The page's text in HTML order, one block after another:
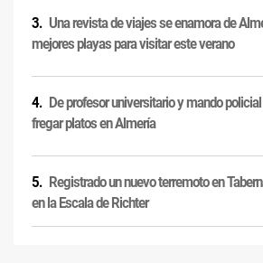
Una revista de viajes se enamora de
mejores playas para visitar este verano
De profesor universitario y mando
fregar platos en Almería
Registrado un nuevo terremoto en
en la Escala de Richter